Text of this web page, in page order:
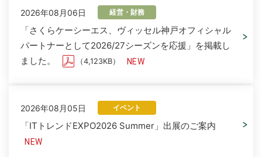
2026年08月06日 経営・財務
「さくらケーシーエス、ヴィッセル神戸オフィシャル
パートナーとして2026/27シーズンを応援」を掲載し
ました。
（4,123KB）
2026年08月05日 イベント
「ITトレンドEXPO2026 Summer」出展のご案内